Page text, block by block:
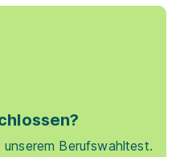
Berufswahltest.